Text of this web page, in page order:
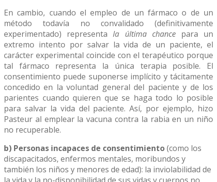
En cambio, cuando el empleo de un fármaco o de un
método todavía no convalidado (definitivamente
experimentado) representala última chancepara un
extremo intento por salvar la vida de un paciente, el
carácter experimental coincide con el terapéutico porque
tal fármaco representa la única terapia posible. El
consentimiento puede suponerse implícito y tácitamente
concedido en la voluntad general del paciente y de los
parientes cuando quieren que se haga todo lo posible
para salvar la vida del paciente. Así, por ejemplo, hizo
Pasteur al emplear la vacuna contra la rabia en un niño
no recuperable.
b) Personas incapaces de consentimiento(como los
discapacitados, enfermos mentales, moribundos y
también los niños y menores de edad): la inviolabilidad de